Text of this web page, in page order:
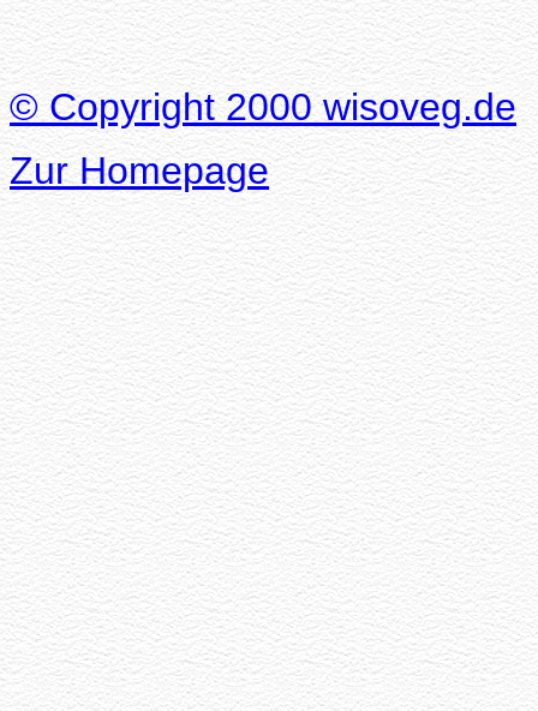
© Copyright 2000 wisoveg.de
Zur Homepage